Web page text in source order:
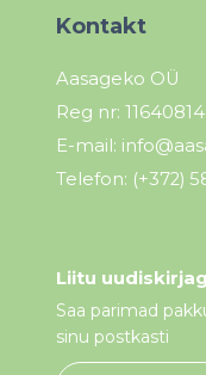
Kontakt
Aasageko OÜ
Reg nr: 11640814
E-mail:
Telefon: (+372)
Liitu
Saa parimad
sinu postkasti